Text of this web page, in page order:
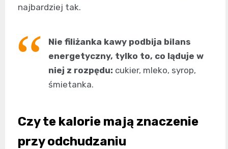
najbardziej tak.
Nie filiżanka kawy podbija bilans
energetyczny, tylko to, co ląduje w
niej z rozpędu: cukier, mleko, syrop,
śmietanka.
Czy te kalorie mają znaczenie
przy odchudzaniu